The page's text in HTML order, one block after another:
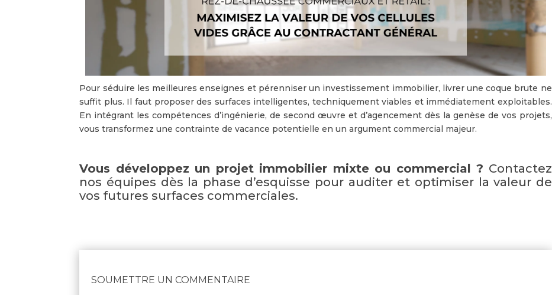
Pour séduire les meilleures enseignes et pérenniser un investissement immobilier, livrer une coque brute ne
suffit plus. Il faut proposer des surfaces intelligentes, techniquement viables et immédiatement exploitables.
En intégrant les compétences d’ingénierie, de second œuvre et d’agencement dès la genèse de vos projets,
vous transformez une contrainte de vacance potentielle en un argument commercial majeur.
Vous développez un projet immobilier mixte ou commercial ? Contactez
nos équipes dès la phase d’esquisse pour auditer et optimiser la valeur de
vos futures surfaces commerciales.
SOUMETTRE UN COMMENTAIRE